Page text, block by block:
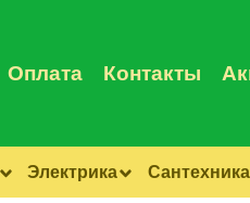
Оплата Контакты
Электрика Сантехника